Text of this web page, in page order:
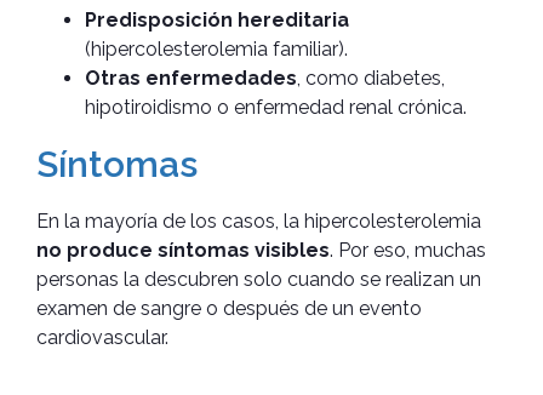
Predisposición hereditaria
(hipercolesterolemia familiar).
Otras enfermedades , como diabetes,
hipotiroidismo o enfermedad renal crónica.
Síntomas
En la mayoría de los casos, la hipercolesterolemia
no produce síntomas visibles. Por eso, muchas
personas la descubren solo cuando se realizan un
examen de sangre o después de un evento
cardiovascular.